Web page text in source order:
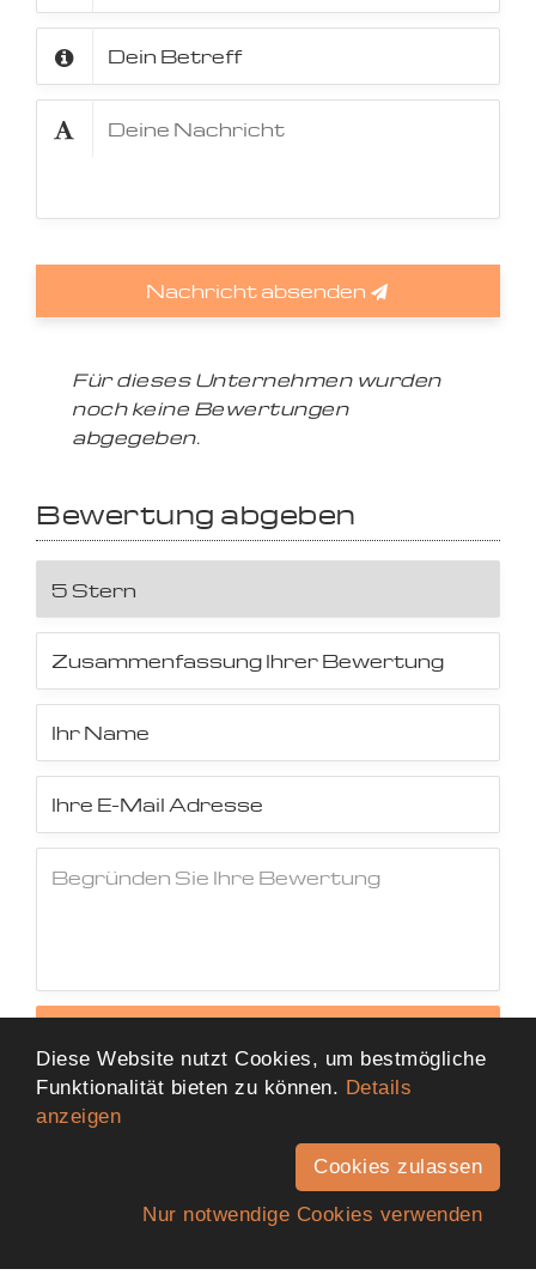
Nachricht absenden
Für dieses Unternehmen wurden
noch keine Bewertungen
abgegeben.
Bewertung abgeben
Diese Website nutzt Cookies, um bestmögliche
Funktionalität bieten zu können. Details
anzeigen
Cookies zulassen
Nur notwendige Cookies verwenden